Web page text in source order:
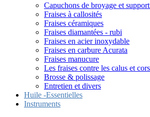
Capuchons de broyage et
Fraises à callosités
Fraises céramiques
Fraises diamantées - rubi
Fraises en acier inoxydable
Fraises en carbure Acurata
Fraises manucure
Les fraises contre les calus et cors
Brosse & polissage
Entretien et divers
Huile -Essentielles
Instruments